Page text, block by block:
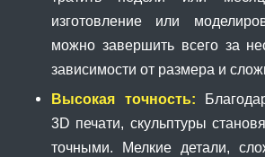
изготовление или
можно завершить всего за
зависимости от размера и
Высокая точность:
3D печати, скульптуры
точными. Мелкие детали,